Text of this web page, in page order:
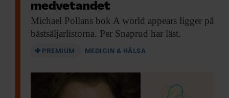
medvetandet
Michael Pollans bok A world appears ligger på
bästsäljarlistorna. Per Snaprud har läst.
PREMIUM MEDICIN & HÄLSA